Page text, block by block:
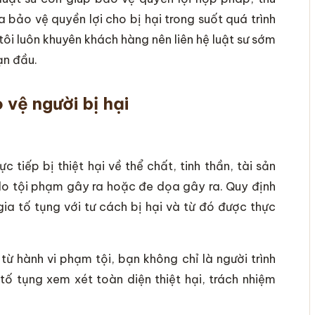
vệ quyền lợi cho bị hại trong suốt quá trình
luôn khuyên khách hàng nên liên hệ luật sư sớm
đầu.
vệ người bị hại
tiếp bị thiệt hại về thể chất, tinh thần, tài sản
tội phạm gây ra hoặc đe dọa gây ra. Quy định
tố tụng với tư cách bị hại và từ đó được thực
hành vi phạm tội, bạn không chỉ là người trình
tụng xem xét toàn diện thiệt hại, trách nhiệm